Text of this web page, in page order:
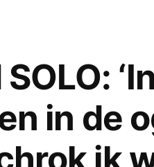
SOLO:
in de
ik